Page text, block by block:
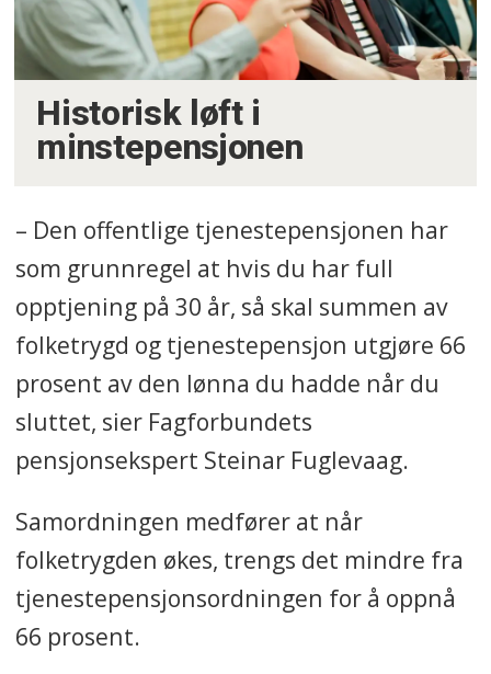
Historisk løft i
minstepensjonen
– Den offentlige tjenestepensjonen har
som grunnregel at hvis du har full
opptjening på 30 år, så skal summen av
folketrygd og tjenestepensjon utgjøre 66
prosent av den lønna du hadde når du
sluttet, sier Fagforbundets
pensjonsekspert Steinar Fuglevaag.
Samordningen medfører at når
folketrygden økes, trengs det mindre fra
tjenestepensjonsordningen for å oppnå
66 prosent.